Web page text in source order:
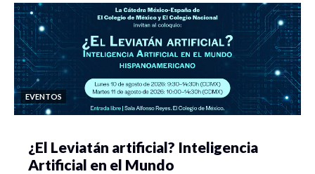
EVENTOS
¿El Leviatán artificial? Inteligencia
Artificial en el Mundo